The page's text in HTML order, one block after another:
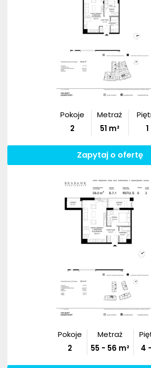
Pokoje
2
Metraż
51m²
1
Zapytaj o ofertę
Pokoje
2
Metraż
55- 56 m²
4